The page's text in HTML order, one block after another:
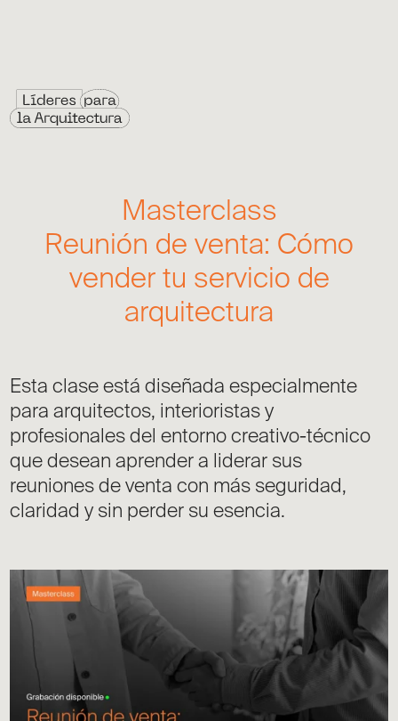
Masterclass
Reunión de venta: Cómo
vender tu servicio de
arquitectura
Esta clase está diseñada especialmente
para arquitectos, interioristas y
profesionales del entorno creativo-técnico
que desean aprender a liderar sus
reuniones de venta con más seguridad,
claridad y sin perder su esencia.